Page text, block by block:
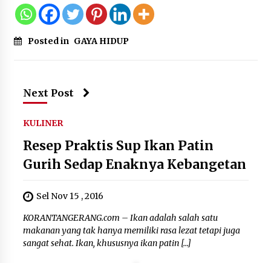
Posted in GAYA HIDUP
Next Post
KULINER
Resep Praktis Sup Ikan Patin
Gurih Sedap Enaknya Kebangetan
Sel Nov 15 , 2016
KORANTANGERANG.com – Ikan adalah salah satu
makanan yang tak hanya memiliki rasa lezat tetapi juga
sangat sehat. Ikan, khususnya ikan patin […]